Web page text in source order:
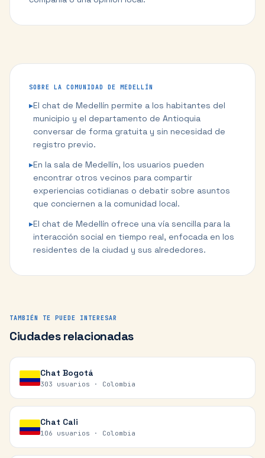
SOBRE LA COMUNIDAD DE MEDELLÍN
▸El chat de Medellín permite a los habitantes del
municipio y el departamento de Antioquia
conversar de forma gratuita y sin necesidad de
registro previo.
▸En la sala de Medellín, los usuarios pueden
encontrar otros vecinos para compartir
experiencias cotidianas o debatir sobre asuntos
que conciernen a la comunidad local.
▸El chat de Medellín ofrece una vía sencilla para la
interacción social en tiempo real, enfocada en los
residentes de la ciudad y sus alrededores.
TAMBIÉN TE PUEDE INTERESAR
Ciudades relacionadas
Chat Bogotá
303 usuarios · Colombia
Chat Cali
106 usuarios · Colombia